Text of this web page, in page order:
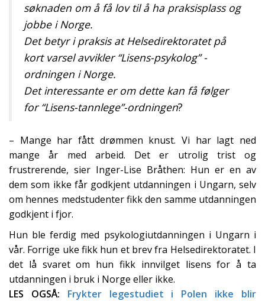
søknaden om å få lov til å ha praksisplass og
jobbe i Norge.
Det betyr i praksis at Helsedirektoratet på
kort varsel avvikler “Lisens-psykolog” -
ordningen i Norge.
Det interessante er om dette kan få følger
for “Lisens-tannlege”-ordningen?
– Mange har fått drømmen knust. Vi har lagt ned
mange år med arbeid. Det er utrolig trist og
frustrerende, sier Inger-Lise Bråthen: Hun er en av
dem som ikke får godkjent utdanningen i Ungarn, selv
om hennes medstudenter fikk den samme utdanningen
godkjent i fjor.
Hun ble ferdig med psykologiutdanningen i Ungarn i
vår. Forrige uke fikk hun et brev fra Helsedirektoratet. I
det lå svaret om hun fikk innvilget lisens for å ta
utdanningen i bruk i Norge eller ikke.
LES OGSÅ: Frykter legestudiet i Polen ikke blir